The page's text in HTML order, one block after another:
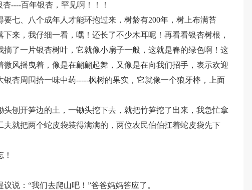
----百年银杏，罕见啊！！！
七、八个成年人才能环抱过来，树龄有200年，树上布满苔
来，我仔细一看，嘿！还长了不少木耳呢！再看看银杏树根，
了一片银杏树叶，它就像小扇子一般，这就是春的绿色啊！这
风摇曳着，像是在翩翩起舞，又像是在向我们招手，表示欢迎
杏周围拾一味中药-----枫树的果实，它就像一个狼牙棒，上面
刨开笋边的土，一锄头挖下去，就把竹笋挖了出来，我急忙拿
就把两个蛇皮袋装得满满的，两位农民伯伯扛着蛇皮袋先下
说：“我们去爬山吧！”爸爸妈妈答应了。